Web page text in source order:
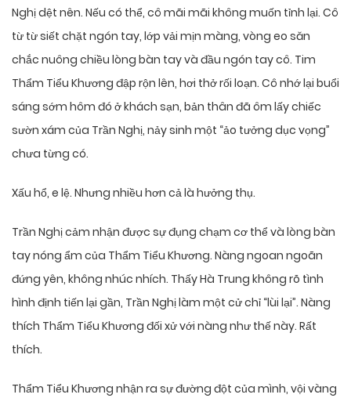
Nghị dệt nên. Nếu có thể, cô mãi mãi không muốn tỉnh lại. Cô
từ từ siết chặt ngón tay, lớp vải mịn màng, vòng eo săn
chắc nuông chiều lòng bàn tay và đầu ngón tay cô. Tim
Thẩm Tiểu Khương đập rộn lên, hơi thở rối loạn. Cô nhớ lại buổi
sáng sớm hôm đó ở khách sạn, bản thân đã ôm lấy chiếc
sườn xám của Trần Nghị, nảy sinh một “ảo tưởng dục vọng”
chưa từng có.
Xấu hổ, e lệ. Nhưng nhiều hơn cả là hưởng thụ.
Trần Nghị cảm nhận được sự đụng chạm cơ thể và lòng bàn
tay nóng ẩm của Thẩm Tiểu Khương. Nàng ngoan ngoãn
đứng yên, không nhúc nhích. Thấy Hà Trung không rõ tình
hình định tiến lại gần, Trần Nghị làm một cử chỉ “lùi lại”. Nàng
thích Thẩm Tiểu Khương đối xử với nàng như thế này. Rất
thích.
Thẩm Tiểu Khương nhận ra sự đường đột của mình, vội vàng